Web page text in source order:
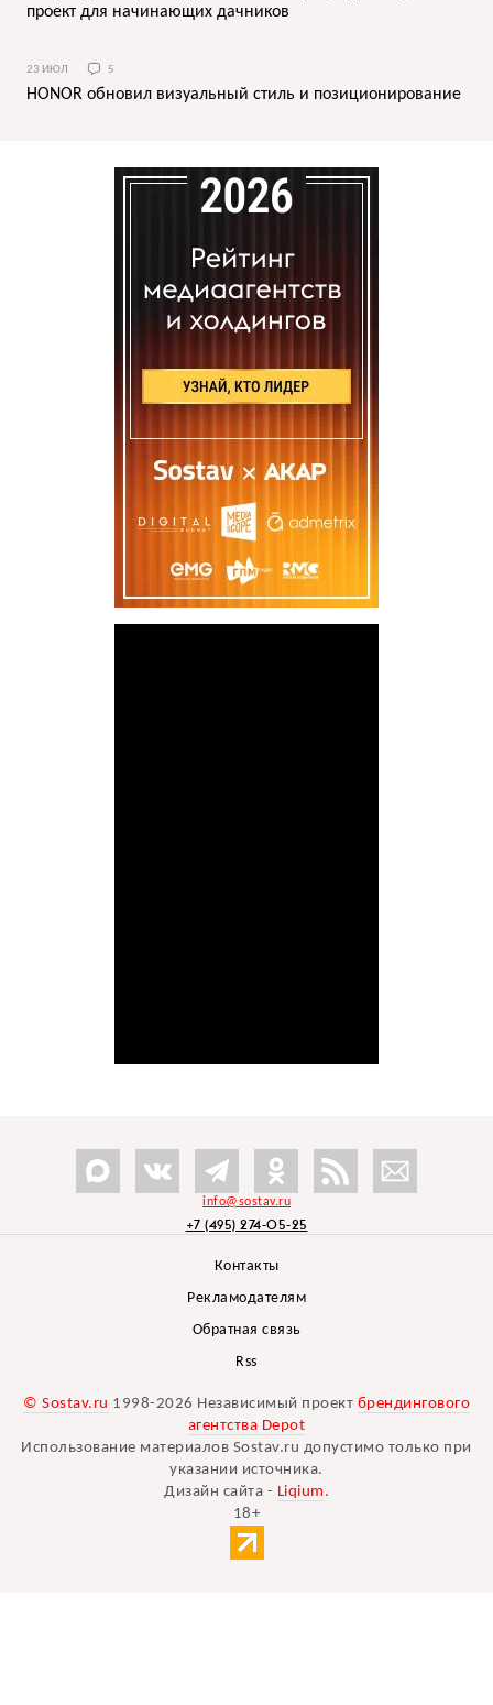
проект для начинающих дачников
23 ИЮЛ 5
HONOR обновил визуальный стиль и позиционирование
info@sostav.ru
+7 (495) 274-05-25
Контакты
Рекламодателям
Обратная связь
Rss
© Sostav.ru 1998-2026 Независимый проект брендингового
агентства Depot
Использование материалов Sostav.ru допустимо только при
указании источника.
Дизайн сайта - Liqium .
18+